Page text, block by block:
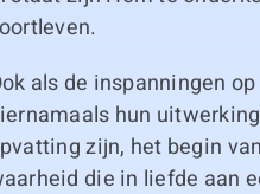
als de inspanningen
hun
zijn, het begin
die in liefde aan